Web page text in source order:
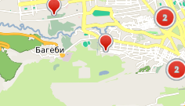
2
2
2
2